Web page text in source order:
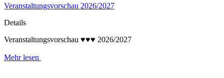
Veranstaltungsvorschau 2026/2027
Details
Veranstaltungsvorschau ♥♥♥ 2026/2027
Mehr lesen